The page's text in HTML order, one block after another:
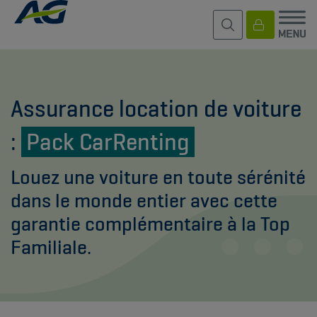
Assurance location de voiture
: Pack CarRenting
Louez une voiture en toute sérénité
dans le monde entier avec cette
garantie complémentaire à la Top
Familiale.